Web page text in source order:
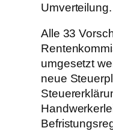
Umverteilung.
Alle 33
umgesetzt
neue